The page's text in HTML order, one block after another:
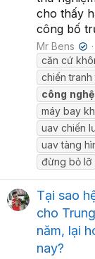
cho thấy
công bố
Mr Bens ✔
căn cứ
chiến
công nghệ
máy bay
uav chiến
uav tàng
đừng bỏ lỡ
Tại sao
cho
năm, lại
nay?